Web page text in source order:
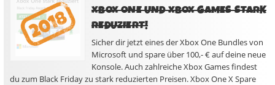
XBOX ONE UND XBOX GAMES STARK
REDUZIERT!
Sicher dir jetzt eines der Xbox One Bundles von
Microsoft und spare über 100,- € auf deine neue
Konsole. Auch zahlreiche Xbox Games findest
du zum Black Friday zu stark reduzierten Preisen. Xbox One X Spare